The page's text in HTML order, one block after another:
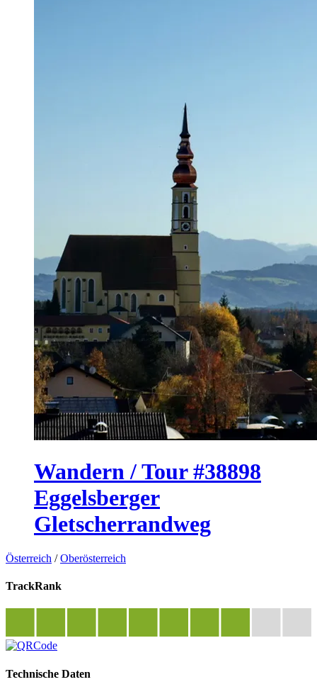
Wandern / Tour #38898
Eggelsberger
Gletscherrandweg
Österreich /Oberösterreich
TrackRank
Technische Daten